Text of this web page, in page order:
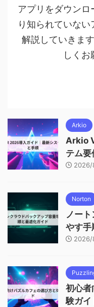
アプリをダウンロ
り知られていな
解説していきま
しくお
Arkio
Arkio
テム要
2026/
Norton
ノー
やす手
2026/
初心者
験ガイ